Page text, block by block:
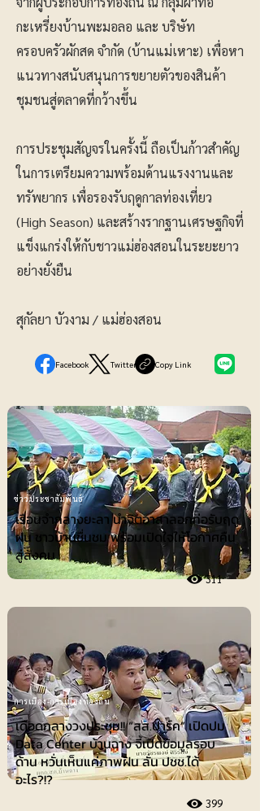
กะเหรี่ยงบ้านพะมอลอ และ บริษัท
ครอบครัวผักสด จำกัด (บ้านแม่เหาะ) เพื่อหา
แนวทางสนับสนุนการขยายตัวของสินค้า
ชุมชนสู่ตลาดที่กว้างขึ้น
การประชุมสัญจรในครั้งนี้ ถือเป็นก้าวสำคัญ
ในการเตรียมความพร้อมด้านแรงงานและ
ทรัพยากร เพื่อรองรับฤดูกาลท่องเที่ยว
(High Season) และสร้างรากฐานเศรษฐกิจที่
แข็งแกร่งให้กับชาวแม่ฮ่องสอนในระยะยาว
อย่างยั่งยืน
สุกัลยา บัวงาม / แม่ฮ่องสอน
Facebook Twitter Copy Link
ข่าวประชาสัมพันธ์
เรือนจำกลางยะลา นำจิตอาสาลอกท่อรับฤดู
ฝน ชาวบ้านชื่นชม พร้อมเปิดใจให้โอกาศคืน
สู่สังคม
311
เดือดกลางวงประชุม!! “สส.ปาร์ค” เปิดปม
Data Center บ้านฉาง จี้เปิดข้อมูลรอบ
ด้าน หวั่นเห็นแค่ภาพฝัน ลั่น ปชช.ได้
อะไร?!?
399
การเมือง-การเมืองท้องถิ่น